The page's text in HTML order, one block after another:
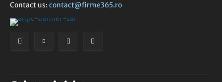
Contact us: contact@firme365.ro